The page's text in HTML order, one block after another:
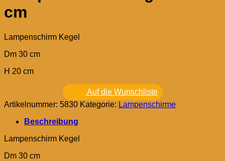
cm
Lampenschirm Kegel
Dm 30 cm
H 20 cm
Auf die Wunschliste
Artikelnummer: 5830 Kategorie: Lampenschirme
Beschreibung
Lampenschirm Kegel
Dm 30 cm